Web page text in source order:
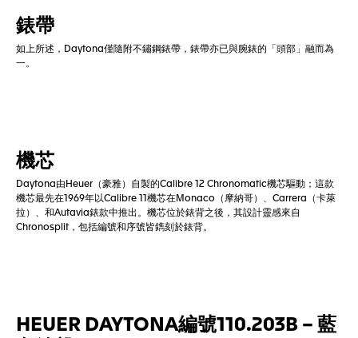
錶帶
如上所述，Daytona僅隨附不鏽鋼錶帶，錶帶亦已與腕錶的「頭部」融而為
一。
機芯
Daytona由Heuer（豪雅）自製的Calibre 12 Chronomatic機芯驅動；這款
機芯最先在1969年以Calibre 11機芯在Monaco（摩納哥）、Carrera（卡萊
拉）、和Autavia錶款中推出。機芯位於錶背之後，其設計靈感來自
Chronosplit，包括編號和序號皆鐫刻於錶背。
HEUER DAYTONA編號110.203B – 藍